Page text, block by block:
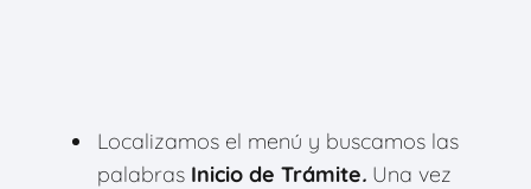
Localizamos el menú y buscamos las
palabras Inicio de Trámite. Una vez